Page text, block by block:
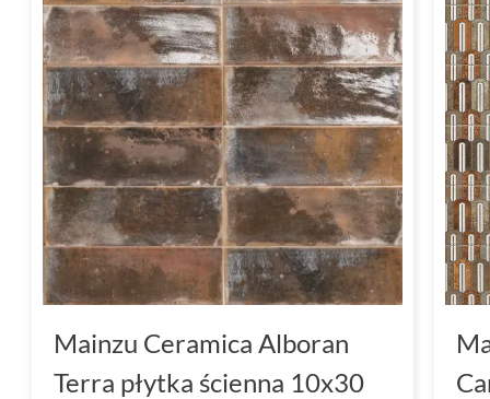
Mainzu Ceramica Alboran
Terra płytka ścienna 10x30